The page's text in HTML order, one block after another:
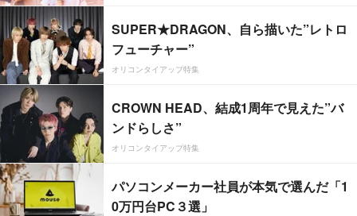
SUPER★DRAGON、自ら描いた”レトロ
フューチャー”
オリコンタイアップ特集
CROWN HEAD、結成1周年で見えた”バ
ンドらしさ”
オリコンタイアップ特集
パソコンメーカー社員が本気で選んだ「1
0万円台PC３選」